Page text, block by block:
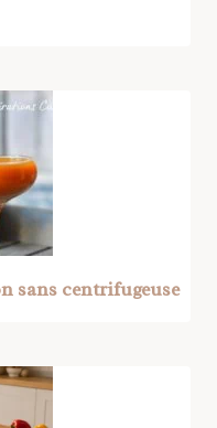
sans centrifugeuse